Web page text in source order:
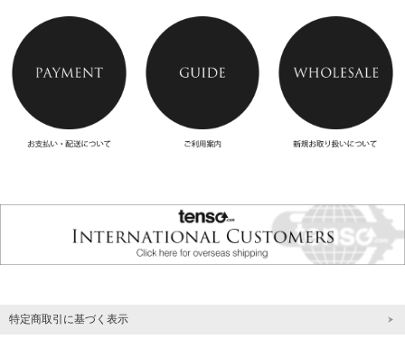
特定商取引に基づく表示